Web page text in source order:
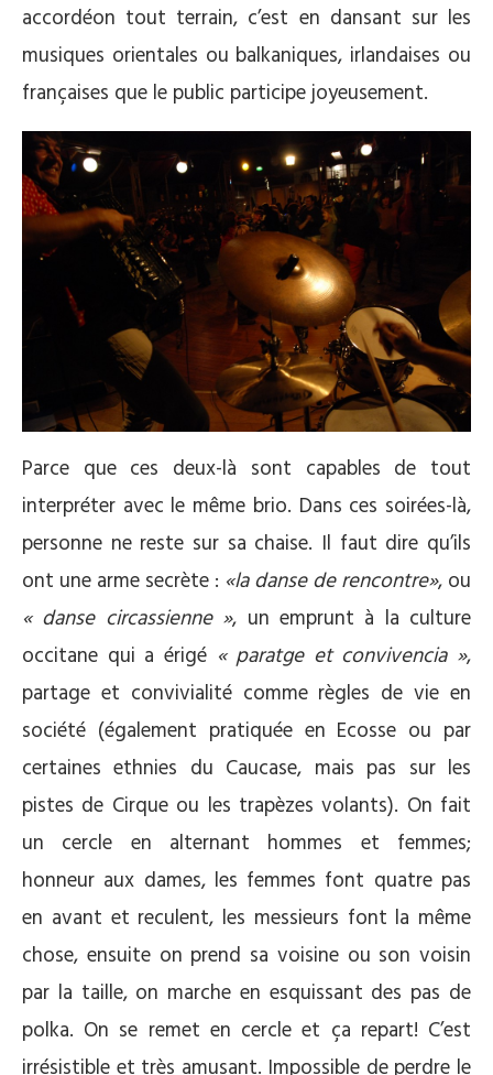
accordéon tout terrain, c’est en dansant sur les
musiques orientales ou balkaniques, irlandaises ou
françaises que le public participe joyeusement.
Parce que ces deux-là sont capables de tout
interpréter avec le même brio. Dans ces soirées-là,
personne ne reste sur sa chaise. Il faut dire qu’ils
ont une arme secrète : «la danse de rencontre», ou
« danse circassienne », un emprunt à la culture
occitane qui a érigé « paratge et convivencia »,
partage et convivialité comme règles de vie en
société (également pratiquée en Ecosse ou par
certaines ethnies du Caucase, mais pas sur les
pistes de Cirque ou les trapèzes volants). On fait
un cercle en alternant hommes et femmes;
honneur aux dames, les femmes font quatre pas
en avant et reculent, les messieurs font la même
chose, ensuite on prend sa voisine ou son voisin
par la taille, on marche en esquissant des pas de
polka. On se remet en cercle et ça repart! C’est
irrésistible et très amusant. Impossible de perdre le